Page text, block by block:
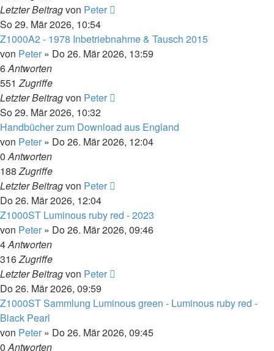
Letzter Beitragvon Peter
So 29. Mär 2026, 10:54
Z1000A2 - 1978 Inbetriebnahme & Tausch 2015
von Peter » Do 26. Mär 2026, 13:59
6Antworten
551Zugriffe
Letzter Beitragvon Peter
So 29. Mär 2026, 10:32
Handbücher zum Download aus England
von Peter » Do 26. Mär 2026, 12:04
0Antworten
188Zugriffe
Letzter Beitragvon Peter
Do 26. Mär 2026, 12:04
Z1000ST Luminous ruby red - 2023
von Peter » Do 26. Mär 2026, 09:46
4Antworten
316Zugriffe
Letzter Beitragvon Peter
Do 26. Mär 2026, 09:59
Z1000ST Sammlung Luminous green - Luminous ruby red -
Black Pearl
von Peter » Do 26. Mär 2026, 09:45
0Antworten